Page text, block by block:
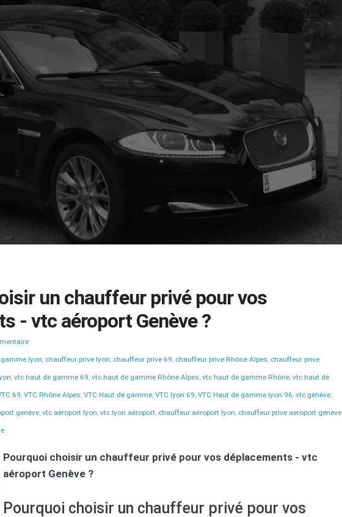
un chauffeur privé pour vos
- vtc aéroport Genève ?
lyon, chauffeur prive lyon, chauffeur prive 69, chauffeur prive Rhône Alpes, chauffeur prive
, vtc haut de gamme 69, vtc haut de gamme Rhône Alpes, vtc haut de gamme Rhône, vtc haut de
69, VTC Rhône Alpes, VTC Haut de gamme, VTC lyon 69, VTC Haut de gamme lyon 96, vtc genève,
genève, vtc aéroport lyon, vtc lyon aéroport, chauffeur aéroport lyon, chauffeur prive aeroport geneve
Pourquoi choisir un chauffeur privé pour vos déplacements - vtc
aéroport Genève ?
Pourquoi choisir un chauffeur privé pour vos